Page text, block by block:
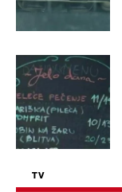
TV